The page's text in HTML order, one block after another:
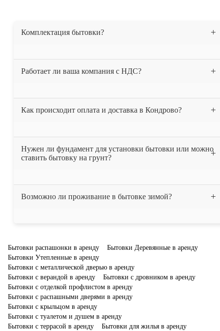
Комплектация бытовки?
(пол, потолок, стены). На полу постелен линолеум. Проведена
желании можем укомплектовать бытовку другой мебелью.
Работает ли ваша компания с НДС?
Как происходит оплата и доставка в Кондрово?
вам договор. После того как деньги поступают на наш счёт в
течении одного дня привозим бытовку вам на ообъект.
Нужен ли фундамент для установки бытовки или можно
ставить бытовку на грунт?
бетонные блоки. Также можно установить бытовку на ровную
Возможно ли проживание в бытовке зимой?
труда выдерживают температуру до -15 С, однако при
необходимости могут быть дополнительно утеплены.
Бытовки распашонки в аренду
Бытовки Деревянные в аренду
Бытовки Утепленные в аренду
Бытовки с металлической дверью в аренду
Бытовки с верандой в аренду
Бытовки с дровником в аренду
Бытовки с отделкой профлистом в аренду
Бытовки с распашными дверями в аренду
Бытовки с крыльцом в аренду
Бытовки с туалетом и душем в аренду
Бытовки с террасой в аренду
Бытовки для жилья в аренду